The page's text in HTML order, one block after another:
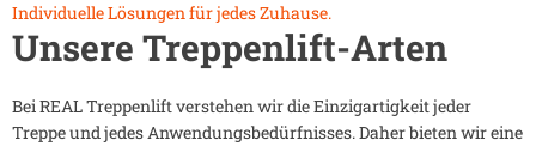
Individuelle Lösungen für jedes Zuhause.
Unsere Treppenlift-Arten
Bei REAL Treppenlift verstehen wir die Einzigartigkeit jeder
Treppe und jedes Anwendungsbedürfnisses. Daher bieten wir eine